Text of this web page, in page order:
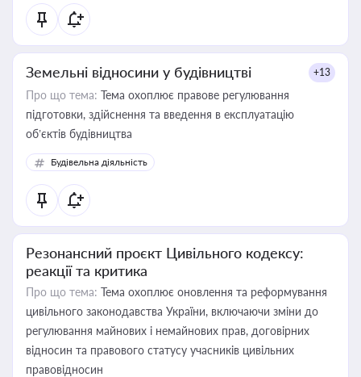
Земельні відносини у будівництві +13
Про що тема: Тема охоплює правове регулювання
підготовки, здійснення та введення в експлуатацію
об’єктів будівництва
Будівельна діяльність
Резонансний проєкт Цивільного кодексу:
реакції та критика
Про що тема: Тема охоплює оновлення та реформування
цивільного законодавства України, включаючи зміни до
регулювання майнових і немайнових прав, договірних
відносин та правового статусу учасників цивільних
правовідносин